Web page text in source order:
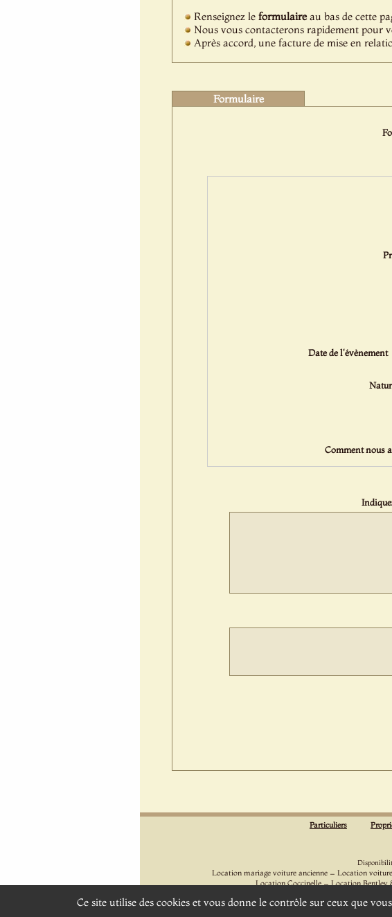
Renseignez le formulaireau bas de cette
Nous vous contacterons rapidement pour
Après accord, une facture de mise en
Formulaire
Date de
Comment nous
Particuliers
Location mariage voiture ancienne - Location
Location Coccinelle - Location Bentley
©
Ce site utilise des cookies et vous donne le contrôle sur ceux que